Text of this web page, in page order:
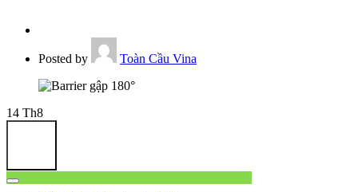
Posted by Toàn Cầu Vina
14 Th8